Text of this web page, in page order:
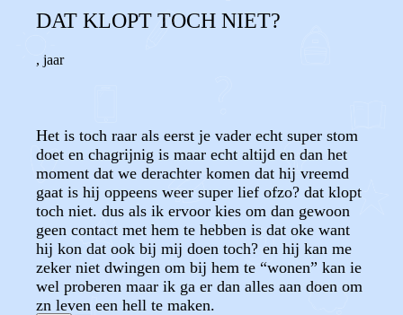
DAT KLOPT TOCH NIET?
, jaar
Het is toch raar als eerst je vader echt super stom
doet en chagrijnig is maar echt altijd en dan het
moment dat we derachter komen dat hij vreemd
gaat is hij oppeens weer super lief ofzo? dat klopt
toch niet. dus als ik ervoor kies om dan gewoon
geen contact met hem te hebben is dat oke want
hij kon dat ook bij mij doen toch? en hij kan me
zeker niet dwingen om bij hem te “wonen” kan ie
wel proberen maar ik ga er dan alles aan doen om
zn leven een hell te maken.